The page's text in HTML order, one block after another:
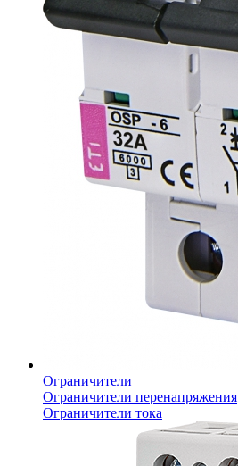
Ограничители
Ограничители перенапряжения
Ограничители тока